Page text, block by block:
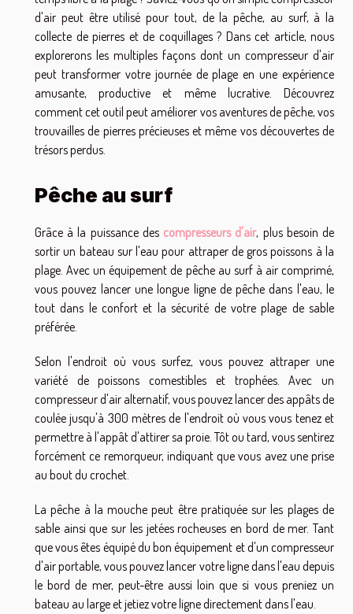
d'air peut être utilisé pour tout, de la pêche, au surf, à la
collecte de pierres et de coquillages ? Dans cet article, nous
explorerons les multiples façons dont un compresseur d'air
peut transformer votre journée de plage en une expérience
amusante, productive et même lucrative. Découvrez
comment cet outil peut améliorer vos aventures de pêche, vos
trouvailles de pierres précieuses et même vos découvertes de
trésors perdus.
Pêche au surf
Grâce à la puissance descompresseurs d'air, plus besoin de
sortir un bateau sur l'eau pour attraper de gros poissons à la
plage. Avec un équipement de pêche au surf à air comprimé,
vous pouvez lancer une longue ligne de pêche dans l'eau, le
tout dans le confort et la sécurité de votre plage de sable
préférée.
Selon l'endroit où vous surfez, vous pouvez attraper une
variété de poissons comestibles et trophées. Avec un
compresseur d'air alternatif, vous pouvez lancer des appâts de
coulée jusqu'à 300 mètres de l'endroit où vous vous tenez et
permettre à l'appât d'attirer sa proie. Tôt ou tard, vous sentirez
forcément ce remorqueur, indiquant que vous avez une prise
au bout du crochet.
La pêche à la mouche peut être pratiquée sur les plages de
sable ainsi que sur les jetées rocheuses en bord de mer. Tant
que vous êtes équipé du bon équipement et d'un compresseur
d'air portable, vous pouvez lancer votre ligne dans l'eau depuis
le bord de mer, peut-être aussi loin que si vous preniez un
bateau au large et jetiez votre ligne directement dans l'eau.